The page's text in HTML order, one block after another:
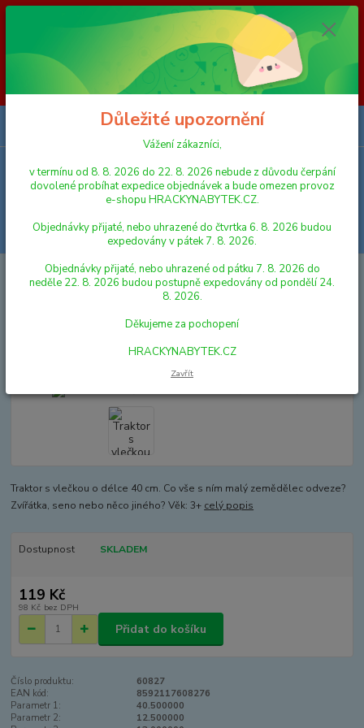
Vážení zákazníci, v termínu od 8. 8. 2026 do 23. 8. 2026 nebude z
důvodu čerpání dovolené probíhat expedice objednávek a bude omezen
provoz e-shopu HRACKYNABYTEK.CZ. Objednávky přijaté, nebo
uhrazené do čtvrtka 6. 8. 2026 budou expedovány v pátek 7. 8. 2026.
Objednávky přijaté, nebo uhrazené od pátku 7. 8. 2026 do neděle 23. 8.
2026 budou postupně expedovány od pondělí 24. 8. 2026. Děkujeme za
pochopení HRACKYNABYTEK.CZ
Menu
Hledat
AUTA, LODĚ, LETADLA
Traktor s vlečkou 40cm na setrvačník v
krabičce
Traktor s vlečkou 40cm na
setrvačník v krabičce
Traktor s vlečkou o délce 40 cm. Co vše s ním malý zemědělec odveze?
Zvířátka, seno nebo něco jiného? Věk: 3+ celý popis
Dostupnost SKLADEM
119 Kč
98 Kč bez DPH
Přidat do košíku
Číslo produktu:
60827
EAN kód:
8592117608276
Parametr 1:
40.500000
Parametr 2:
12.500000
Důležité upozornění
Vážení zákazníci,
v termínu od 8. 8. 2026 do 22. 8. 2026 nebude z důvodu čerpání
dovolené probíhat expedice objednávek a bude omezen provoz
e-shopu HRACKYNABYTEK.CZ.
Objednávky přijaté, nebo uhrazené do čtvrtka 6. 8. 2026 budou
expedovány v pátek 7. 8. 2026.
Objednávky přijaté, nebo uhrazené od pátku 7. 8. 2026 do
neděle 22. 8. 2026 budou postupně expedovány od pondělí 24.
8. 2026.
Děkujeme za pochopení
HRACKYNABYTEK.CZ
Zavřít